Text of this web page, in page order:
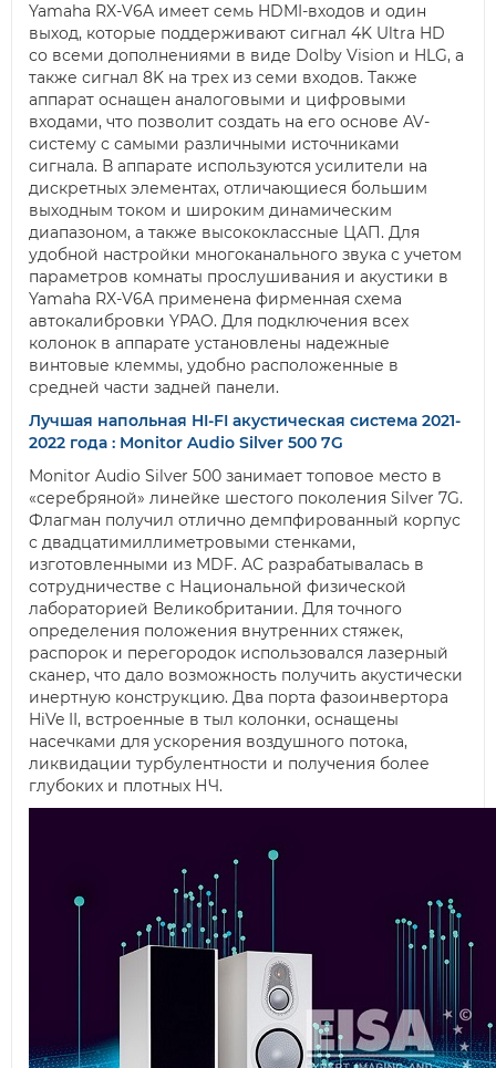
Yamaha RX-V6A имеет семь HDMI-входов и один
выход, которые поддерживают сигнал 4K Ultra HD
со всеми дополнениями в виде Dolby Vision и HLG, а
также сигнал 8K на трех из семи входов. Также
аппарат оснащен аналоговыми и цифровыми
входами, что позволит создать на его основе AV-
систему с самыми различными источниками
сигнала. В аппарате используются усилители на
дискретных элементах, отличающиеся большим
выходным током и широким динамическим
диапазоном, а также высококлассные ЦАП. Для
удобной настройки многоканального звука с учетом
параметров комнаты прослушивания и акустики в
Yamaha RX-V6A применена фирменная схема
автокалибровки YPAO. Для подключения всех
колонок в аппарате установлены надежные
винтовые клеммы, удобно расположенные в
средней части задней панели.
Лучшая напольная HI-FI акустическая система 2021-
2022 года : Monitor Audio Silver 500 7G
Monitor Audio Silver 500 занимает топовое место в
«серебряной» линейке шестого поколения Silver 7G.
Флагман получил отлично демпфированный корпус
с двадцатимиллиметровыми стенками,
изготовленными из MDF. АС разрабатывалась в
сотрудничестве с Национальной физической
лабораторией Великобритании. Для точного
определения положения внутренних стяжек,
распорок и перегородок использовался лазерный
сканер, что дало возможность получить акустически
инертную конструкцию. Два порта фазоинвертора
HiVe II, встроенные в тыл колонки, оснащены
насечками для ускорения воздушного потока,
ликвидации турбулентности и получения более
глубоких и плотных НЧ.